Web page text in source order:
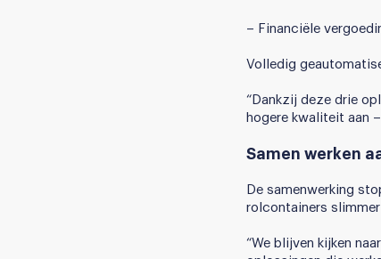
– Financiële
Volledig
“Dankzij deze drie
hogere kwaliteit aan
Samen werken
De samenwerking
rolcontainers
“We blijven kijken